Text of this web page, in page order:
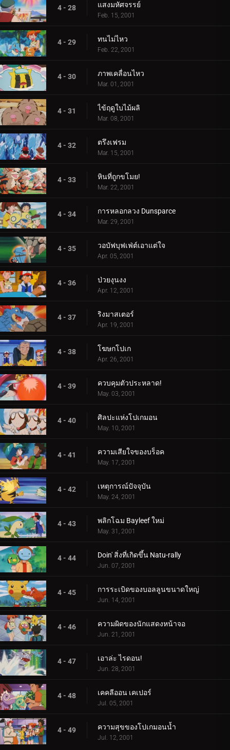
4 - 28 แสงมหัศจรรย์
Feb. 15, 2001
4 - 29 ทนไม่ไหว
Feb. 22, 2001
4 - 30 ภาพเคลื่อนไหว
Mar. 01, 2001
4 - 31 ไข้ฤดูใบไม้ผลิ
Mar. 08, 2001
4 - 32 ตรึงเฟรม
Mar. 15, 2001
4 - 33 หินที่ถูกขโมย!
Mar. 22, 2001
4 - 34 การหลอกลวง Dunsparce
Mar. 29, 2001
4 - 35 วอบัฟบุฟเฟ่ต์เอาแต่ใจ
Apr. 05, 2001
4 - 36 ป่วยงุนงง
Apr. 12, 2001
4 - 37 ริงมาสเตอร์
Apr. 19, 2001
4 - 38 โฆษกโปเก
Apr. 26, 2001
4 - 39 ควบคุมตัวประหลาด!
May. 03, 2001
4 - 40 ศิลปะแห่งโปเกมอน
May. 10, 2001
4 - 41 ความเสียใจของบร็อค
May. 17, 2001
4 - 42 เหตุการณ์ปัจจุบัน
May. 24, 2001
4 - 43 พลิกโฉม Bayleef ใหม่
May. 31, 2001
4 - 44 Doin' สิ่งที่เกิดขึ้น Natu-rally
Jun. 07, 2001
4 - 45 การระเบิดของบอลลูนขนาดใหญ่
Jun. 14, 2001
4 - 46 ความผิดของนักแสดงหน้าจอ
Jun. 21, 2001
4 - 47 เอาล่ะ ไรดอน!
Jun. 28, 2001
4 - 48 เคคลีออน เคเปอร์
Jul. 05, 2001
4 - 49 ความสุขของโปเกมอนน้ำ
Jul. 12, 2001